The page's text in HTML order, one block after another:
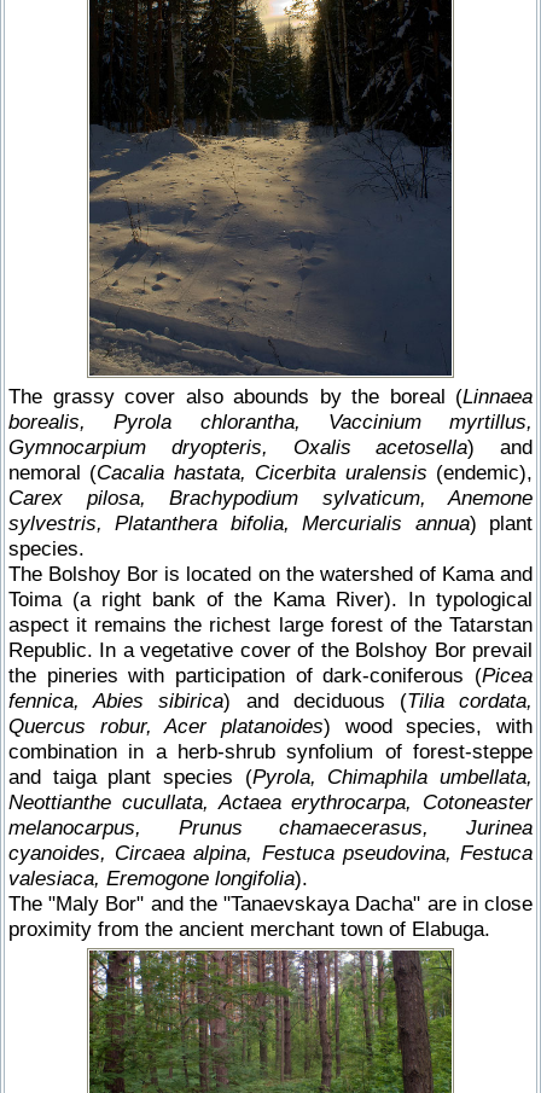
The grassy cover also abounds by the boreal (Linnaea
borealis, Pyrola chlorantha, Vaccinium myrtillus,
Gymnocarpium dryopteris, Oxalis acetosella) and
nemoral (Cacalia hastata, Cicerbita uralensis (endemic),
Carex pilosa, Brachypodium sylvaticum, Anemone
sylvestris, Platanthera bifolia, Mercurialis annua) plant
species.
The Bolshoy Bor is located on the watershed of Kama and
Toima (a right bank of the Kama River). In typological
aspect it remains the richest large forest of the Tatarstan
Republic. In a vegetative cover of the Bolshoy Bor prevail
the pineries with participation of dark-coniferous (Picea
fennica, Abies sibirica) and deciduous (Tilia cordata,
Quercus robur, Acer platanoides) wood species, with
combination in a herb-shrub synfolium of forest-steppe
and taiga plant species (Pyrola, Chimaphila umbellata,
Neottianthe cucullata, Actаea erythrocarpa, Cotoneaster
melanocarpus, Prunus chamaecerasus, Jurinea
cyanoides, Circaea alpina, Festuca pseudovina, Festuca
valesiaca, Eremogone longifolia).
The "Maly Bor" and the "Tanaevskaya Dacha" are in close
proximity from the ancient merchant town of Elabuga.